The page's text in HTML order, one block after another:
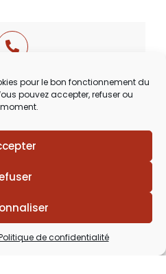
pour le bon fonctionnement du
pouvez accepter, refuser ou
de confidentialité
49 17
au Samedi